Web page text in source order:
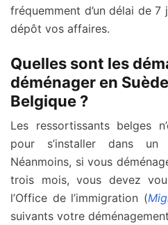
fréquemment d’un délai de
dépôt vos affaires.
Quelles sont les
déménager en
Belgique ?
Les ressortissants belges
pour s’installer dans un
Néanmoins, si vous
trois mois, vous devez
l’Office de l’immigration (
suivants votre